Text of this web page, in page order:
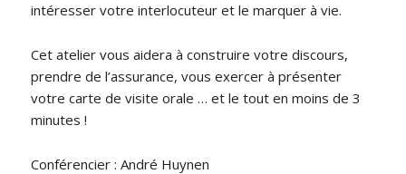
intéresser votre interlocuteur et le marquer à vie.
Cet atelier vous aidera à construire votre discours,
prendre de l’assurance, vous exercer à présenter
votre carte de visite orale … et le tout en moins de 3
minutes !
Conférencier : André Huynen